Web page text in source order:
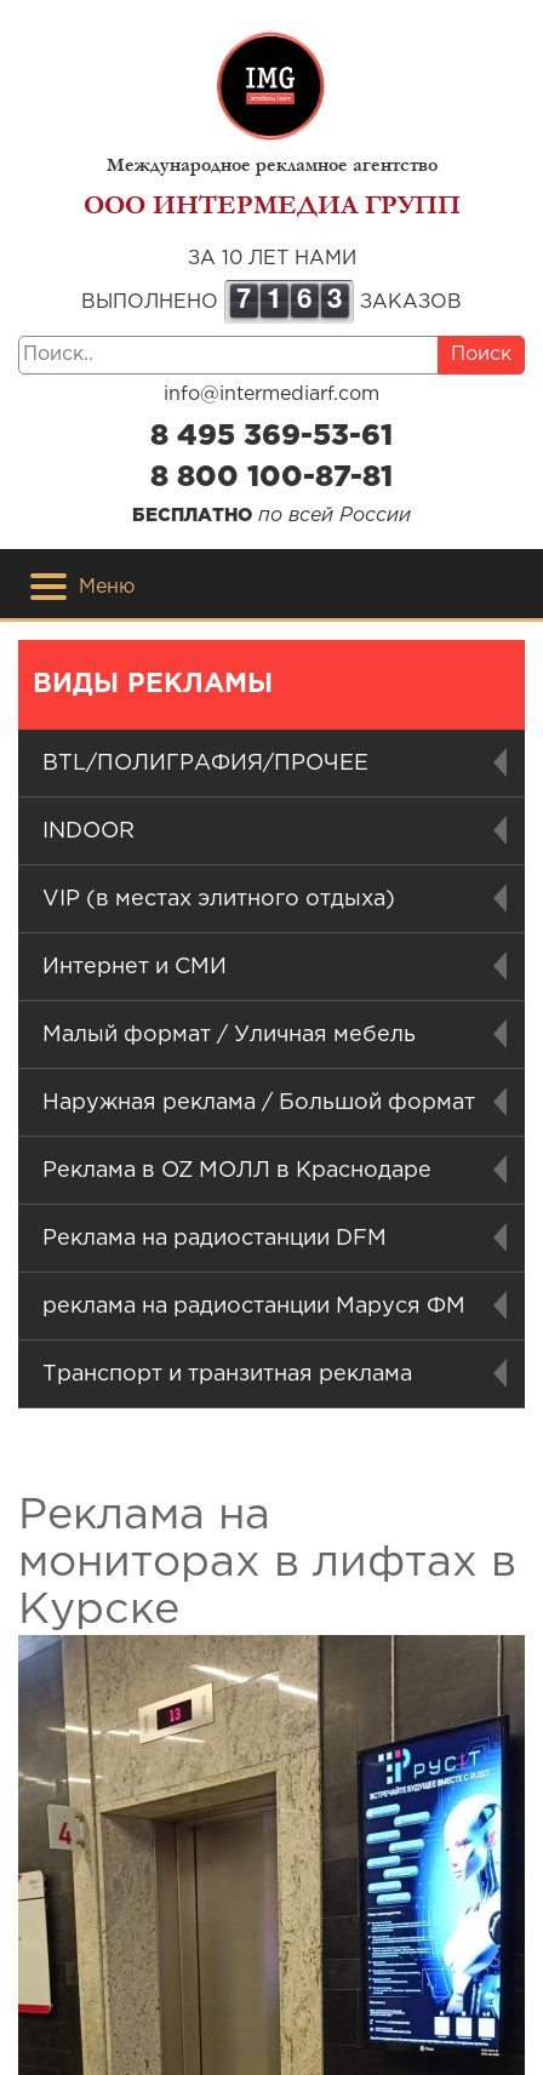
Международное рекламное агентство
ООО ИНТЕРМЕДИА ГРУПП
ЗА 10 ЛЕТ НАМИ
ВЫПОЛНЕНО 7 1 6 3 ЗАКАЗОВ
Поиск
info@intermediarf.com
8 495 369-53-61
8 800 100-87-81
БЕСПЛАТНО по всей России
Меню
ВИДЫ РЕКЛАМЫ
BTL/ПОЛИГРАФИЯ/ПРОЧЕЕ
INDOOR
VIP (в местах элитного отдыха)
Интернет и СМИ
Малый формат / Уличная мебель
Наружная реклама / Большой формат
Реклама в OZ МОЛЛ в Краснодаре
Реклама на радиостанции DFM
реклама на радиостанции Маруся ФМ
Транспорт и транзитная реклама
Реклама на
мониторах в лифтах в
Курске